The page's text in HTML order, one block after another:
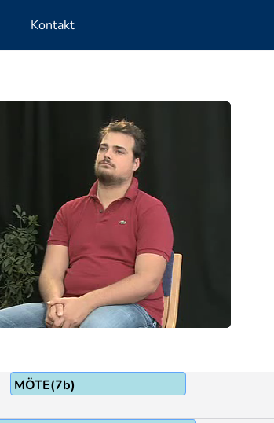
Kontakt
MÖTE(7b)